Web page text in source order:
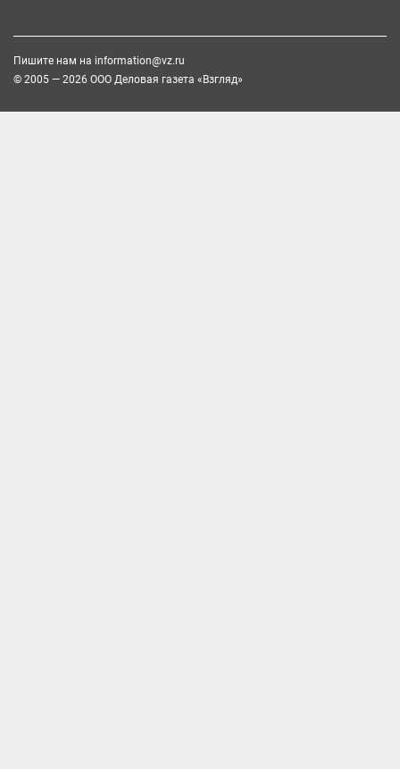
Пишите нам на information@vz.ru
© 2005 — 2026 ООО Деловая газета «Взгляд»